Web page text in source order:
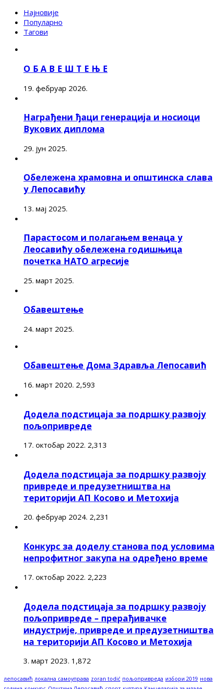
Најновије
Популарно
Тагови
О Б А В Е Ш Т Е Њ Е
19. фебруар 2026.
Награђени ђаци генерација и носиоци
Вукових диплома
29. јун 2025.
Обележена храмовна и општинска слава
у Лепосавићу
13. мај 2025.
Парастосом и полагањем венаца у
Леосавићу обележена годишњица
почетка НАТО агресије
25. март 2025.
Обавештење
24. март 2025.
Обавештење Дома Здравља Лепосавић
16. март 2020. 2,593
Додела подстицаја за подршку развоју
пољопривреде
17. октобар 2022. 2,313
Додела подстицаја за подршку развоју
привреде и предузетништва на
територији АП Косово и Метохија
20. фебруар 2024. 2,231
Конкурс за доделу станова под условима
непрофитног закупа на одређено време
17. октобар 2022. 2,223
Додела подстицаја за подршку развоју
пољопривреде – прерађивачке
индустрије, привреде и предузетништва
на територији АП Косово и Метохија
3. март 2023. 1,872
лепосавић локална самоуправа zoran todić пољопривреда избори 2019 нова